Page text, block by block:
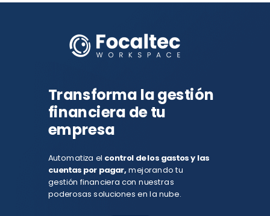
Automatiza el control de los gastos y las
cuentas por pagar, mejorando tu
gestión financiera con nuestras
poderosas soluciones en la nube.
Transforma la gestión
financiera de tu
empresa